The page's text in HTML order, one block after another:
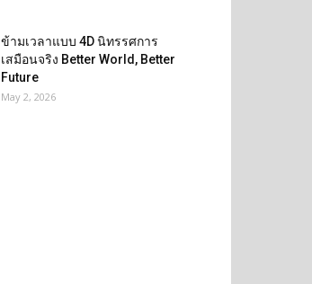
ข้ามเวลาแบบ 4D นิทรรศการ
เสมือนจริง Better World, Better
Future
May 2, 2026